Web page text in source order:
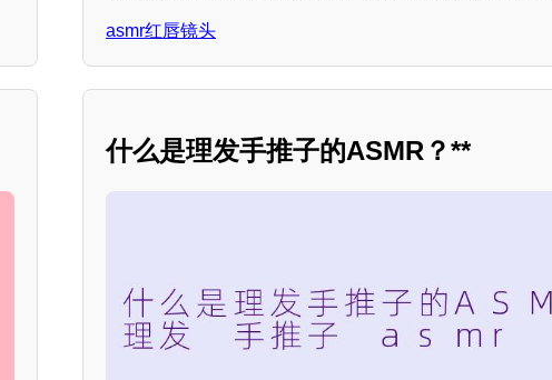
asmr红唇镜头
什么是理发手推子的ASMR？**